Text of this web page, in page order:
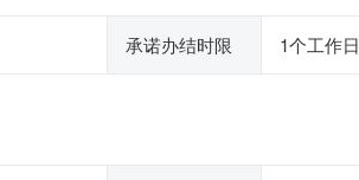
承诺办结时限 1个工作日